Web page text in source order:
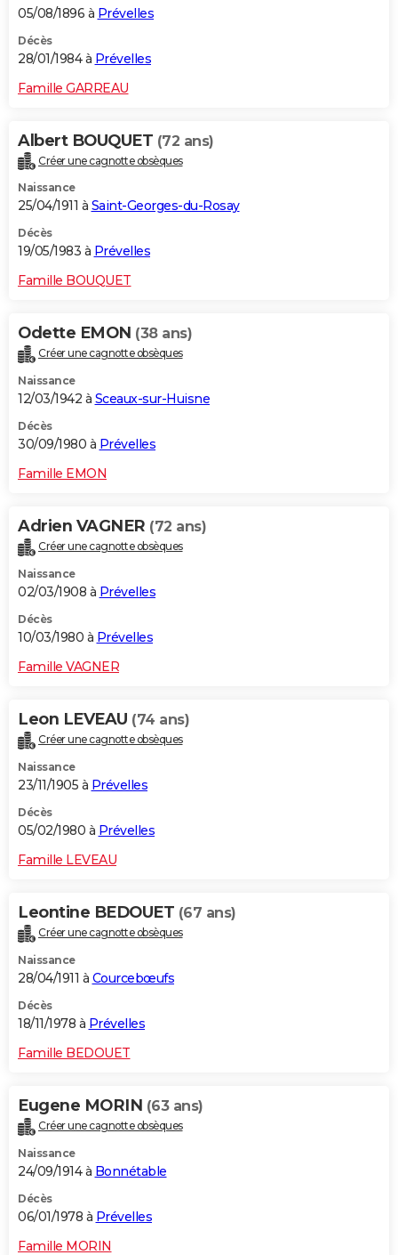
05/08/1896 à Prévelles
Décès
28/01/1984 à Prévelles
Famille GARREAU
Albert BOUQUET (72 ans)
Créer une cagnotte obsèques
Naissance
25/04/1911 à Saint-Georges-du-Rosay
Décès
19/05/1983 à Prévelles
Famille BOUQUET
Odette EMON (38 ans)
Créer une cagnotte obsèques
Naissance
12/03/1942 à Sceaux-sur-Huisne
Décès
30/09/1980 à Prévelles
Famille EMON
Adrien VAGNER (72 ans)
Créer une cagnotte obsèques
Naissance
02/03/1908 à Prévelles
Décès
10/03/1980 à Prévelles
Famille VAGNER
Leon LEVEAU (74 ans)
Créer une cagnotte obsèques
Naissance
23/11/1905 à Prévelles
Décès
05/02/1980 à Prévelles
Famille LEVEAU
Leontine BEDOUET (67 ans)
Créer une cagnotte obsèques
Naissance
28/04/1911 à Courcebœufs
Décès
18/11/1978 à Prévelles
Famille BEDOUET
Eugene MORIN (63 ans)
Créer une cagnotte obsèques
Naissance
24/09/1914 à Bonnétable
Décès
06/01/1978 à Prévelles
Famille MORIN